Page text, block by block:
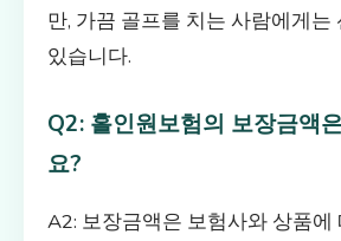
만, 가끔 골프를 치는 사람에게는
있습니다.
Q2: 홀인원보험의 보장금액
요?
A2: 보장금액은 보험사와 상품에